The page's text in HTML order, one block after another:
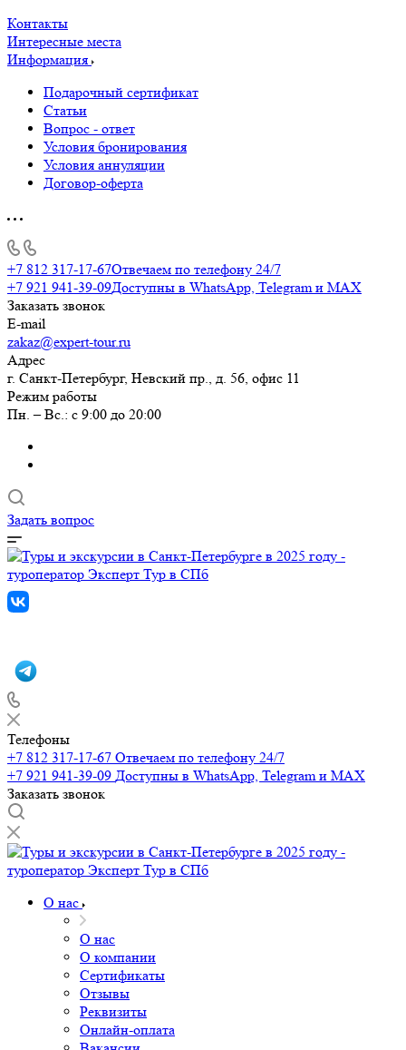
Контакты
Интересные места
Информация
Подарочный сертификат
Статьи
Вопрос - ответ
Условия бронирования
Условия аннуляции
Договор-оферта
+7 812 317-17-67Отвечаем по телефону 24/7
+7 921 941-39-09Доступны в WhatsApp, Telegram и MAX
Заказать звонок
E-mail
zakaz@expert-tour.ru
Адрес
г. Санкт-Петербург, Невский пр., д. 56, офис 11
Режим работы
Пн. – Вс.: с 9:00 до 20:00
Задать вопрос
Телефоны
+7 812 317-17-67 Отвечаем по телефону 24/7
+7 921 941-39-09 Доступны в WhatsApp, Telegram и MAX
Заказать звонок
О нас
О нас
О компании
Сертификаты
Отзывы
Реквизиты
Онлайн-оплата